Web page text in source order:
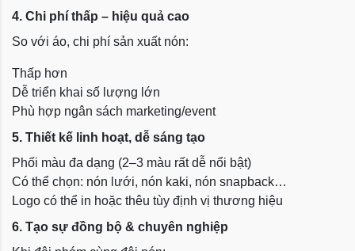
4. Chi phí thấp – hiệu quả cao
So với áo, chi phí sản xuất nón:
Thấp hơn
Dễ triển khai số lượng lớn
Phù hợp ngân sách marketing/event
5. Thiết kế linh hoạt, dễ sáng tạo
Phối màu đa dạng (2–3 màu rất dễ nổi bật)
Có thể chọn: nón lưới, nón kaki, nón snapback…
Logo có thể in hoặc thêu tùy định vị thương hiệu
6. Tạo sự đồng bộ & chuyên nghiệp